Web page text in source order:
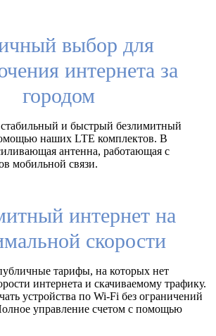
выбор для
интернета за
городом
и быстрый безлимитный
наших LTE комплектов. В
антенна, работающая с
мобильной связи.
интернет на
скорости
тарифы, на которых нет
интернета и скачиваемому трафику.
устройства по Wi-Fi без ограничений
управление счетом с помощью